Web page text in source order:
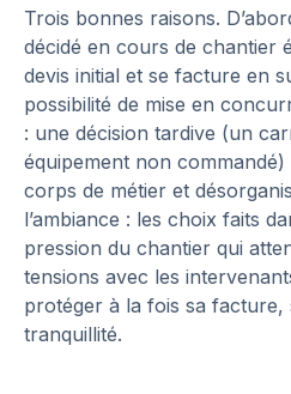
Trois bonnes raisons.
décidé en cours de chantier
devis initial et se facture en
possibilité de mise en
: une décision tardive (un
équipement non
corps de métier et
l’ambiance : les choix faits
pression du chantier qui
tensions avec les
protéger à la fois sa facture,
tranquillité.